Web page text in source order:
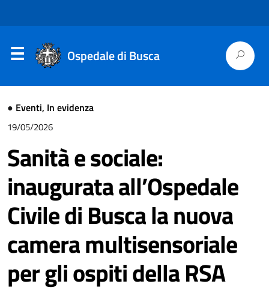
Ospedale di Busca
● Eventi, In evidenza
19/05/2026
Sanità e sociale:
inaugurata all’Ospedale
Civile di Busca la nuova
camera multisensoriale
per gli ospiti della RSA